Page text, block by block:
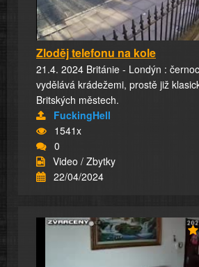
Zloděj telefonu na kole
21.4. 2024 Británie - Londýn :
vydělává krádežemi, prostě již
Britských městech.
FuckingHell
1541x
0
Video / Zbytky
22/04/2024